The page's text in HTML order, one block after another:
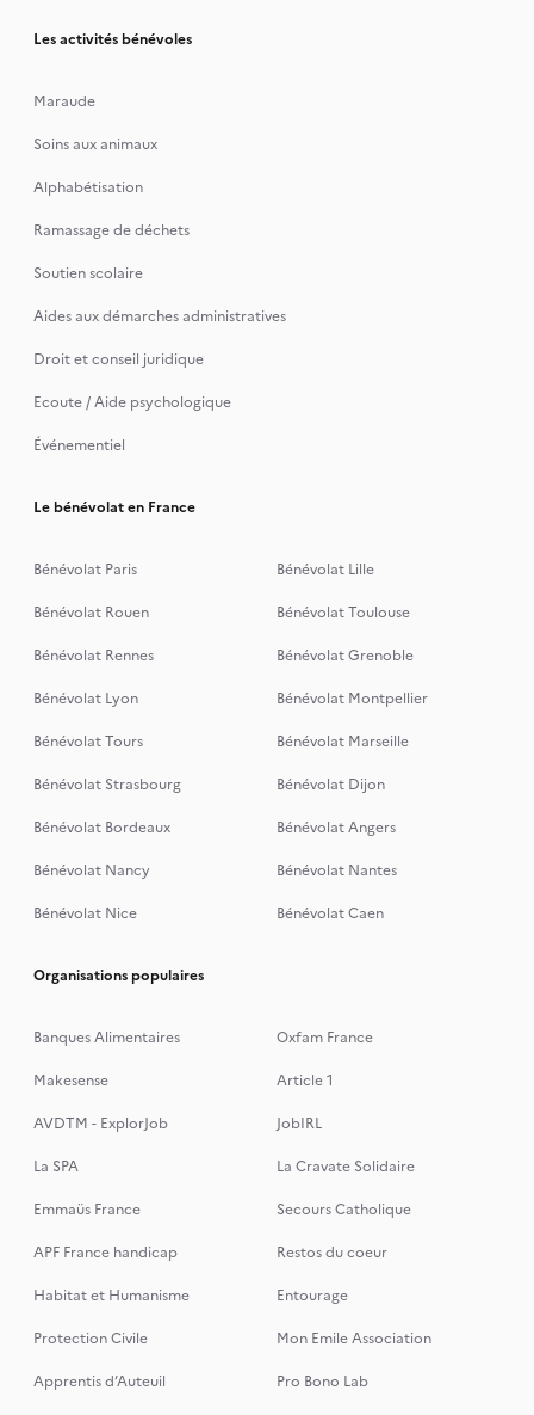
Les activités bénévoles
Maraude
Soins aux animaux
Alphabétisation
Ramassage de déchets
Soutien scolaire
Aides aux démarches administratives
Droit et conseil juridique
Ecoute / Aide psychologique
Événementiel
Le bénévolat en France
Bénévolat Paris
Bénévolat Lille
Bénévolat Rouen
Bénévolat Toulouse
Bénévolat Rennes
Bénévolat Grenoble
Bénévolat Lyon
Bénévolat Montpellier
Bénévolat Tours
Bénévolat Marseille
Bénévolat Strasbourg
Bénévolat Dijon
Bénévolat Bordeaux
Bénévolat Angers
Bénévolat Nancy
Bénévolat Nantes
Bénévolat Nice
Bénévolat Caen
Organisations populaires
Banques Alimentaires
Oxfam France
Makesense
Article 1
AVDTM - ExplorJob
JobIRL
La SPA
La Cravate Solidaire
Emmaüs France
Secours Catholique
APF France handicap
Restos du coeur
Habitat et Humanisme
Entourage
Protection Civile
Mon Emile Association
Apprentis d’Auteuil
Pro Bono Lab